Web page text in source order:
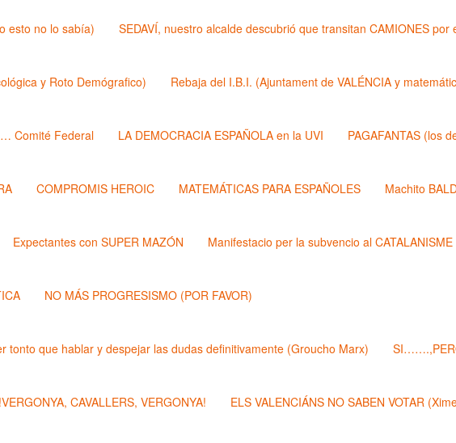
esto no lo sabía) SEDAVÍ, nuestro alcalde descubrió que transitan CAMIONES por
y Roto Demógrafico) Rebaja del I.B.I. (Ajuntament de VALÉNCIA y
Comité Federal LA DEMOCRACIA ESPAÑOLA en la UVI PAGAFANTAS (los
COMPROMIS HEROIC MATEMÁTICAS PARA ESPAÑOLES Machito
Expectantes con SUPER MAZÓN Manifestacio per la subvencio al CATALANISME
NO MÁS PROGRESISMO (POR FAVOR)
tonto que hablar y despejar las dudas definitivamente (Groucho Marx)
!VERGONYA, CAVALLERS, VERGONYA! ELS VALENCIÁNS NO SABEN VOTAR